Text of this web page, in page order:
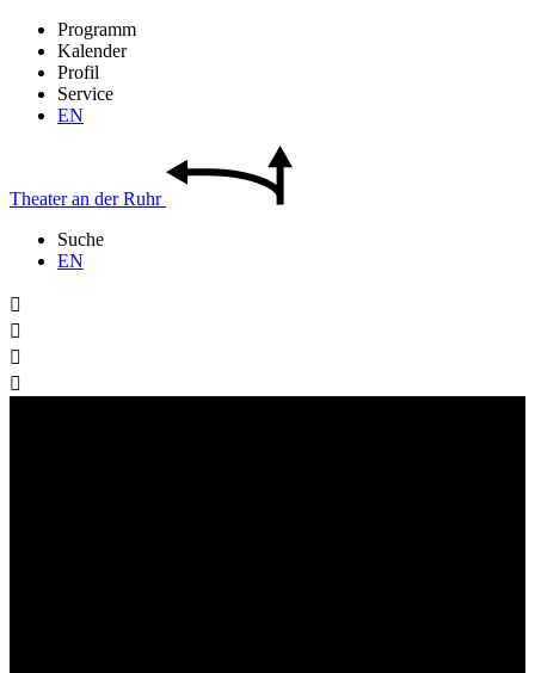
Programm
Kalender
Profil
Service
EN
Theateran derRuhr
Suche
EN



